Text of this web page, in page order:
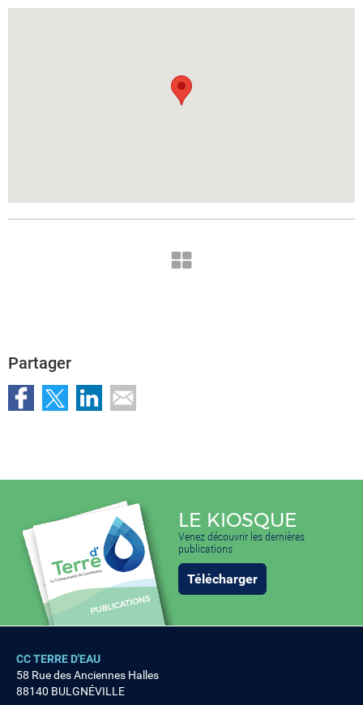
Partager
LE KIOSQUE
Venez découvrir les dernières
publications
Télécharger
CC TERRE D'EAU
58 Rue des Anciennes Halles
88140 BULGNÉVILLE